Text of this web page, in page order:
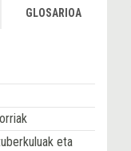
GLOSARIOA
eta